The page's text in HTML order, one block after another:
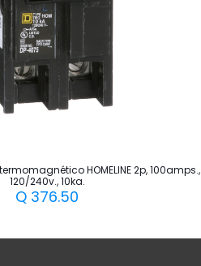
HOMELINE 2p, 100amps.,
120/240v., 10ka.
Q 376.50